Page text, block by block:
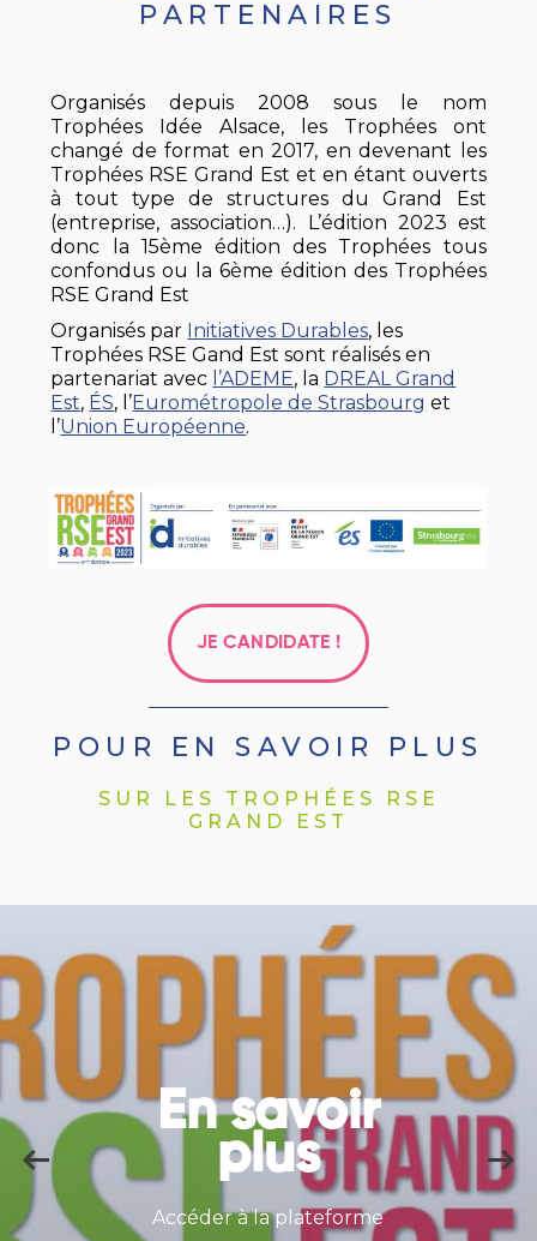
PARTENAIRES
Organisés depuis 2008 sous le nom
Trophées Idée Alsace, les Trophées ont
changé de format en 2017, en devenant les
Trophées RSE Grand Est et en étant ouverts
à tout type de structures du Grand Est
(entreprise, association…). L’édition 2023 est
donc la 15ème édition des Trophées tous
confondus ou la 6ème édition des Trophées
RSE Grand Est
Organisés par Initiatives Durables, les
Trophées RSE Gand Est sont réalisés en
partenariat avec l’ADEME, la DREAL Grand
Est, ÉS, l’Eurométropole de Strasbourg et
l’Union Européenne.
JE CANDIDATE !
POUR EN SAVOIR PLUS
SUR LES TROPHÉES RSE
GRAND EST
En savoir
plus
Accéder à la plateforme